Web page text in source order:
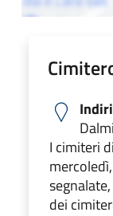
I cimiteri
dei